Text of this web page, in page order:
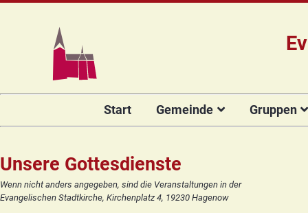
überspringen
Start Gemeinde
Das Team
Unsere Kirche
Gruppen
Für
Unsere Gottesdienste
Wenn nicht anders angegeben, sind die Veranstaltungen in der
Evangelischen Stadtkirche, Kirchenplatz 4, 19230 Hagenow